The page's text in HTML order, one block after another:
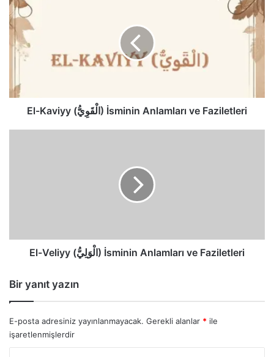
Kaviyy
(الْقَوِيُّ)
İsminin
Anlamları
ve
El-Kaviyy (الْقَوِيُّ) İsminin Anlamları ve Faziletleri
El-Veliyy (الْوَلِيُّ) İsminin Anlamları ve Faziletleri
Bir yanıt yazın
E-posta adresiniz yayınlanmayacak. Gerekli alanlar * ile
işaretlenmişlerdir